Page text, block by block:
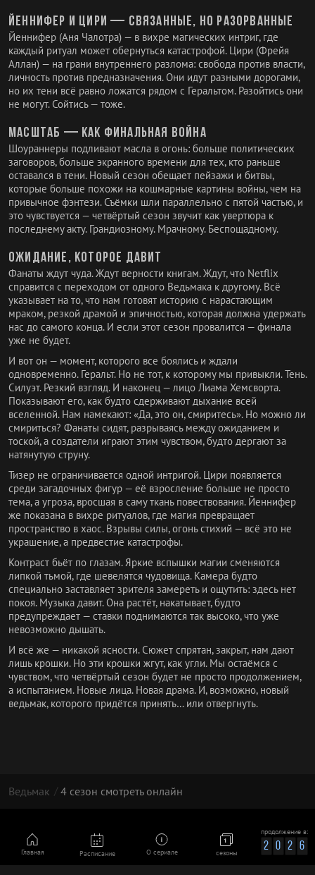
Главная О сериале сезоны
Расписание
продолжение в:
2 0 2 6
Йеннифер и Цири — связанные, но разорванные
Йеннифер (Аня Чалотра) — в вихре магических интриг, где
каждый ритуал может обернуться катастрофой. Цири (Фрейя
Аллан) — на грани внутреннего разлома: свобода против власти,
личность против предназначения. Они идут разными дорогами,
но их тени всё равно ложатся рядом с Геральтом. Разойтись они
не могут. Сойтись — тоже.
Масштаб — как финальная война
Шоураннеры подливают масла в огонь: больше политических
заговоров, больше экранного времени для тех, кто раньше
оставался в тени. Новый сезон обещает пейзажи и битвы,
которые больше похожи на кошмарные картины войны, чем на
привычное фэнтези. Съёмки шли параллельно с пятой частью, и
это чувствуется — четвёртый сезон звучит как увертюра к
последнему акту. Грандиозному. Мрачному. Беспощадному.
Ожидание, которое давит
Фанаты ждут чуда. Ждут верности книгам. Ждут, что Netflix
справится с переходом от одного Ведьмака к другому. Всё
указывает на то, что нам готовят историю с нарастающим
мраком, резкой драмой и эпичностью, которая должна удержать
нас до самого конца. И если этот сезон провалится — финала
уже не будет.
И вот он — момент, которого все боялись и ждали
одновременно. Геральт. Но не тот, к которому мы привыкли. Тень.
Силуэт. Резкий взгляд. И наконец — лицо Лиама Хемсворта.
Показывают его, как будто сдерживают дыхание всей
вселенной. Нам намекают: «Да, это он, смиритесь». Но можно ли
смириться? Фанаты сидят, разрываясь между ожиданием и
тоской, а создатели играют этим чувством, будто дергают за
натянутую струну.
Тизер не ограничивается одной интригой. Цири появляется
среди загадочных фигур — её взросление больше не просто
тема, а угроза, вросшая в саму ткань повествования. Йеннифер
же показана в вихре ритуалов, где магия превращает
пространство в хаос. Взрывы силы, огонь стихий — всё это не
украшение, а предвестие катастрофы.
Контраст бьёт по глазам. Яркие вспышки магии сменяются
липкой тьмой, где шевелятся чудовища. Камера будто
специально заставляет зрителя замереть и ощутить: здесь нет
покоя. Музыка давит. Она растёт, накатывает, будто
предупреждает — ставки поднимаются так высоко, что уже
невозможно дышать.
И всё же — никакой ясности. Сюжет спрятан, закрыт, нам дают
лишь крошки. Но эти крошки жгут, как угли. Мы остаёмся с
чувством, что четвёртый сезон будет не просто продолжением,
а испытанием. Новые лица. Новая драма. И, возможно, новый
ведьмак, которого придётся принять… или отвергнуть.
Ведьмак 4 сезон смотреть онлайн
© 2026 | Фан-сайт сериала Ведьмак | Все права
принадлежат их владельцам